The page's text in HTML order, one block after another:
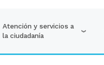
Atención y servicios a
la ciudadanía